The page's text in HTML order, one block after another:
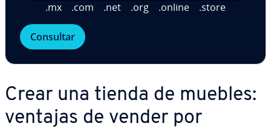
.mx .com .net .org .online .store
Consultar
Crear una tienda de muebles:
ventajas de vender por